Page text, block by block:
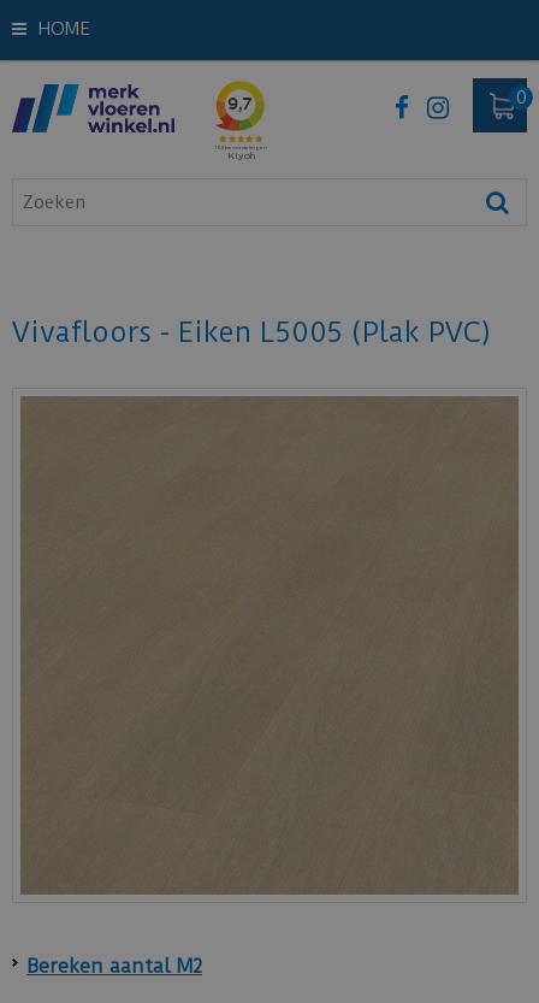
HOME
Vivafloors - Eiken L5005 (Plak PVC)
Bereken aantal M2